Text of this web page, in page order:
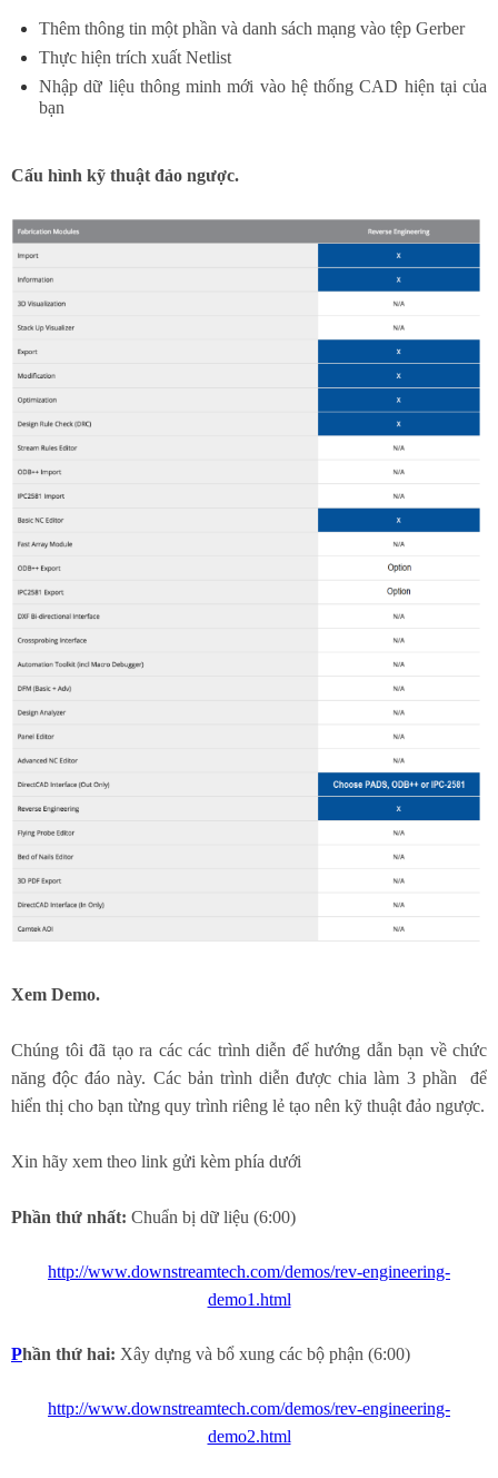
Thêm thông tin một phần và danh sách mạng vào tệp Gerber
Thực hiện trích xuất Netlist
Nhập dữ liệu thông minh mới vào hệ thống CAD hiện tại của
bạn
Cấu hình kỹ thuật đảo ngược.
Xem Demo.
Chúng tôi đã tạo ra các các trình diễn để hướng dẫn bạn về chức
năng độc đáo này. Các bản trình diễn được chia làm 3 phần để
hiển thị cho bạn từng quy trình riêng lẻ tạo nên kỹ thuật đảo ngược.
Xin hãy xem theo link gửi kèm phía dưới
Phần thứ nhất: Chuẩn bị dữ liệu (6:00)
http://www.downstreamtech.com/demos/rev-engineering-
demo1.html
Phần thứ hai: Xây dựng và bổ xung các bộ phận (6:00)
http://www.downstreamtech.com/demos/rev-engineering-
demo2.html